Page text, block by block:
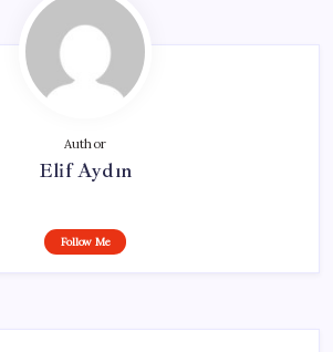
Author
Elif Aydın
Follow Me